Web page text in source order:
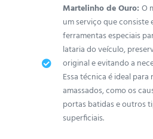
Martelinho de Ouro: O
um serviço que consiste
ferramentas especiais
lataria do veículo,
original e evitando a
Essa técnica é ideal
amassados, como os
portas batidas e outros
superficiais.